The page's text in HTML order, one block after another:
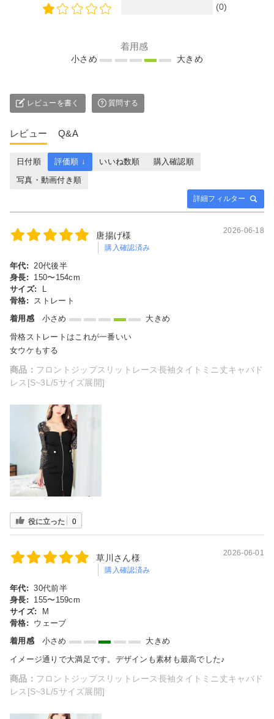
(0)
着用感
小さめ 大きめ
レビューを書く 質問する
レビュー Q&A
詳細フィルター
日付順 評価順 ↓ いいね数順
購入確認順
写真・動画付き順
唐揚げ様
購入確認済み
2026-06-18
年代: 20代後半
身長:
150〜154cm
サイズ:
L
骨格:
ストレート
着用感
小さめ
大きめ
骨格ストレートはこれが一番いい
女ウケもする
商品： フロントジップスリットレース長袖タイトミニ丈キャバド
レス[S~3L/5サイズ展開]
役に立った 0
草川さん様
購入確認済み
2026-06-01
年代: 30代前半
身長:
155〜159cm
サイズ:
M
骨格:
ウェーブ
着用感
小さめ
大きめ
イメージ通りで大満足です。デザインも素材も最高でした♪
商品： フロントジップスリットレース長袖タイトミニ丈キャバド
レス[S~3L/5サイズ展開]